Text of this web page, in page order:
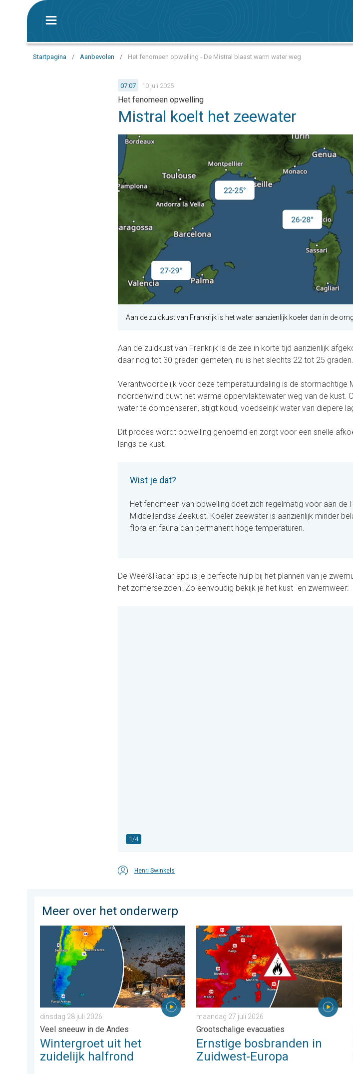
Startpagina / Aanbevolen / Het fenomeen opwelling - De Mistral blaast warm water weg
07:07 10 juli 2025
Het fenomeen opwelling
Mistral koelt het zeewater
Aan de zuidkust van Frankrijk is het water aanzienlijk koeler dan in de
Aan de zuidkust van Frankrijk is de zee in korte tijd aanzienlijk
daar nog tot 30 graden gemeten, nu is het slechts 22 tot 25 graden.
Verantwoordelijk voor deze temperatuurdaling is de stormachtige
noordenwind duwt het warme oppervlaktewater weg van de kust.
water te compenseren, stijgt koud, voedselrijk water van diepere
Dit proces wordt opwelling genoemd en zorgt voor een snelle
langs de kust.
Wist je dat?
Het fenomeen van opwelling doet zich regelmatig voor aan de
Middellandse Zeekust. Koeler zeewater is aanzienlijk minder
flora en fauna dan permanent hoge temperaturen.
De Weer&Radar-app is je perfecte hulp bij het plannen van je
het zomerseizoen. Zo eenvoudig bekijk je het kust- en zwemweer:
1/4
Henri Swinkels
Meer over het onderwerp
Wintergroet uit het zuidelijk halfrond. Veel sneeuw in de Andes. . . dinsdag 28 juli 2026
dinsdag 28 juli 2026
Veel sneeuw in de Andes
Wintergroet uit het
zuidelijk halfrond
Ernstige bosbranden in Zuidwest-Europa.
maandag 27 juli 2026
Grootschalige evacuaties
Ernstige bosbranden in
Zuidwest-Europa